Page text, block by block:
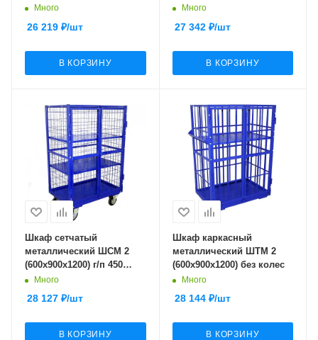
Много
26 219 ₽/шт
В КОРЗИНУ
кг.125 черная резина
Много
27 342₽/шт
В КОРЗИНУ
Шкаф сетчатый
металлический ШСМ 2
(600х900х1200) г/п 450
кг.160 черная резина
Много
28 127 ₽/шт
В КОРЗИНУ
Шкаф каркасный
металлический ШТМ 2
(600х900х1200) без колес
Много
28 144₽/шт
В КОРЗИНУ